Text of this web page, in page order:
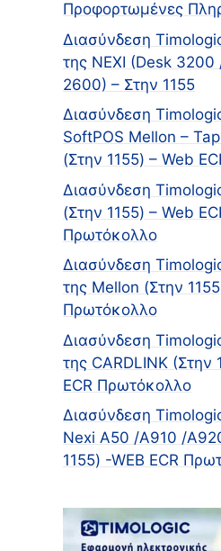
Προφορτωμένες
Διασύνδεση
της NEXI (Desk 3200
2600) – Στην 1155
Διασύνδεση
SoftPOS Mellon –
(Στην 1155) – Web
Διασύνδεση
(Στην 1155) – Web
Πρωτόκολλο
Διασύνδεση
της Mellon (Στην
Πρωτόκολλο
Διασύνδεση
της CARDLINK (Στην
ECR Πρωτόκολλο
Διασύνδεση
Nexi A50 /A910 /
1155) -WEB ECR